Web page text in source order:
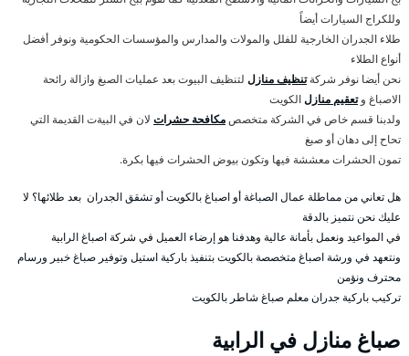
وللكراج السيارات أيضاً
طلاء الجدران الخارجية للفلل والمولات والمدارس والمؤسسات الحكومية ونوفر أفضل
أنواع الطلاء
نحن أيضا نوفر شركةتنظيف منازل لتنظيف البيوت بعد عمليات الصبغ وازالة رائحة
الاصباغ وتعقيم منازلالكويت
ولدبنا قسم خاص في الشركة متخصصمكافحة حشرات لان في البيةت القديمة التي
تحاح إلى دهان أو صبغ
تمون الحشرات معششة فيها وتكون بيوض الحشرات فيها بكرة.
هل تعاني من مماطلة عمال الصباغة أو اصباغ بالكويت أو تشقق الجدران بعد طلائها؟ لا
عليك نحن نتميز بالدقة
في المواعيد ونعمل بأمانة عالية وهدفنا هو إرضاء العميل في شركة اصباغ الرابية
ونتعهد في ورشة اصباغ متخصصة بالكويت بتنفيذ باركية استيل وتوفير صباغ خبير ورسام
محترف ونؤمن
تركيب باركية جدران معلم صباغ شاطر بالكويت
صباغ منازل في الرابية